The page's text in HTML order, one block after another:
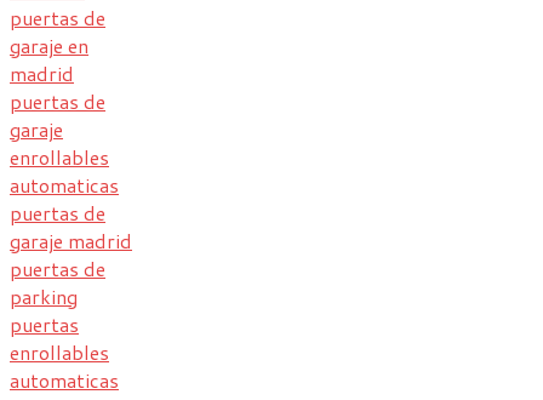
puertas de
garaje en
madrid
puertas de
garaje
enrollables
automaticas
puertas de
garaje madrid
puertas de
parking
puertas
enrollables
automaticas